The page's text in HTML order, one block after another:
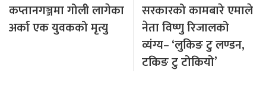
कप्तानगञ्जमा गोली लागेका
अर्का एक युवकको मृत्यु
सरकारको कामबारे एमाले
नेता विष्णु रिजालको
व्यंग्य– ‘लुकिङ टु लण्डन,
टकिङ टु टोकियो’